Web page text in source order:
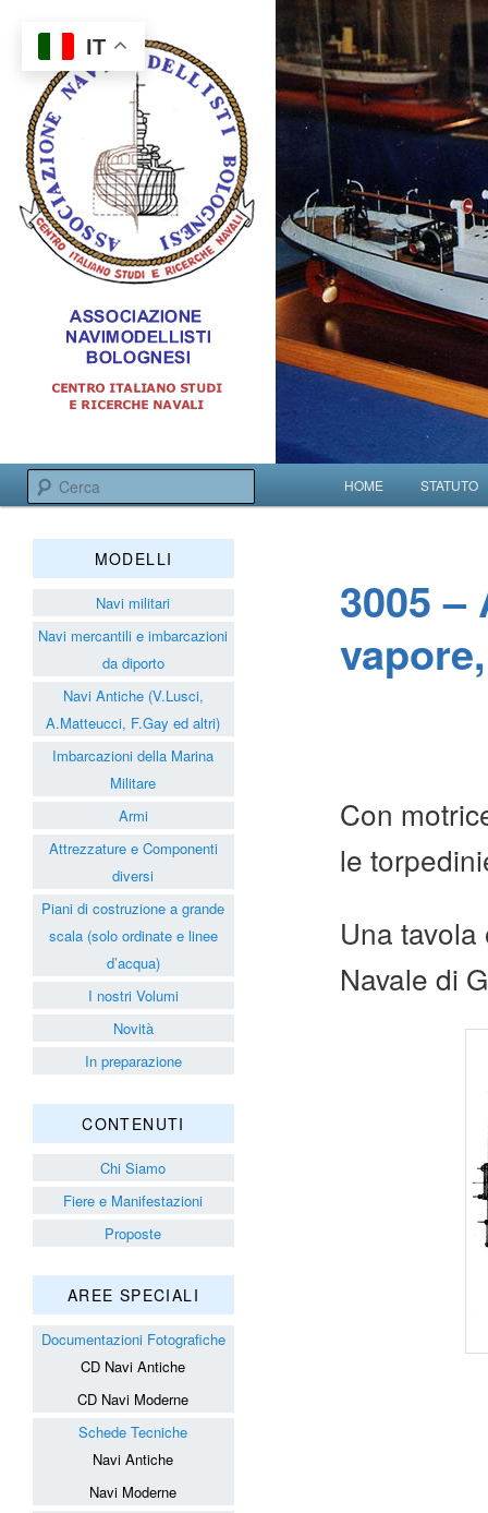
Associazione
Centro italiano studi e ricerche navali
Menu principale
VAI AL
VAI AL
HOME STATUTO
3005 –
Con
le
Una tavola
Navale di
MODELLI
Navi militari
Navi mercantili e imbarcazioni
da diporto
Navi Antiche (V.Lusci,
A.Matteucci, F.Gay ed altri)
Imbarcazioni della Marina
Militare
Armi
Attrezzature e Componenti
diversi
Piani di costruzione a grande
scala (solo ordinate e linee
d’acqua)
I nostri Volumi
Novità
In preparazione
CONTENUTI
Chi Siamo
Fiere e Manifestazioni
Proposte
AREE SPECIALI
Documentazioni Fotografiche
CD Navi Antiche
CD Navi Moderne
Schede Tecniche
Navi Antiche
Navi Moderne
IT